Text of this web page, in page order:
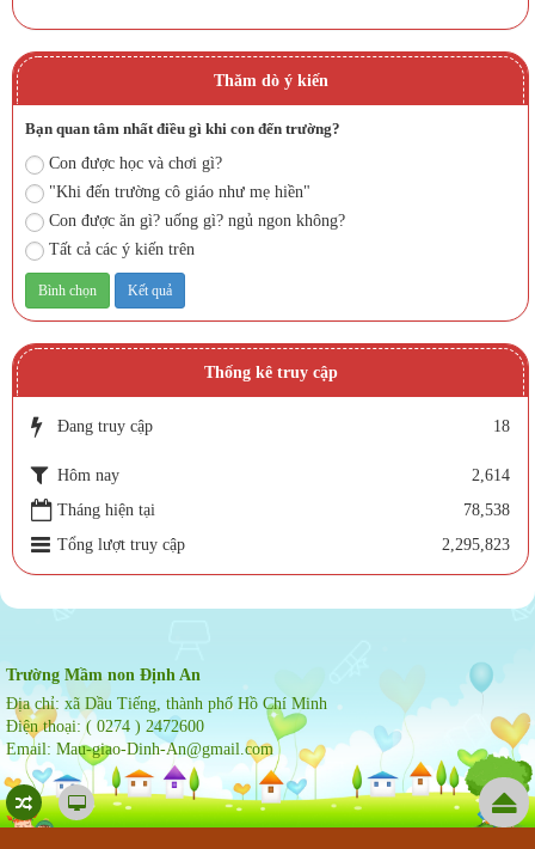
Thăm dò ý kiến
Bạn quan tâm nhất điều gì khi con đến trường?
Con được học và chơi gì?
"Khi đến trường cô giáo như mẹ hiền"
Con được ăn gì? uống gì? ngủ ngon không?
Tất cả các ý kiến trên
Thống kê truy cập
Đang truy cập 18
Hôm nay
2,614
Tháng hiện tại
78,538
Tổng lượt truy cập
2,295,823
Trường Mầm non Định An
Địa chỉ: xã Dầu Tiếng, thành phố Hồ Chí Minh
Điện thoại: ( 0274 ) 2472600
Email: Mau-giao-Dinh-An@gmail.com